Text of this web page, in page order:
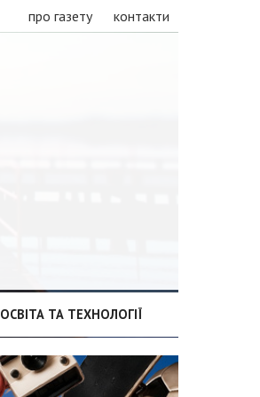
про газету контакти
ОСВІТА ТА ТЕХНОЛОГІЇ